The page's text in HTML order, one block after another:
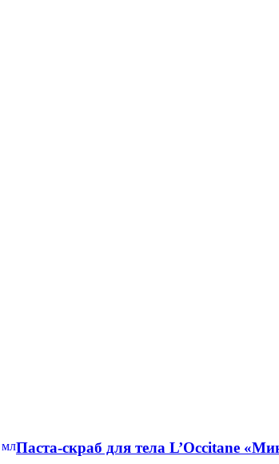
Паста-скраб для тела L’Occitane